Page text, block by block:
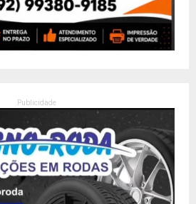
Publicidade